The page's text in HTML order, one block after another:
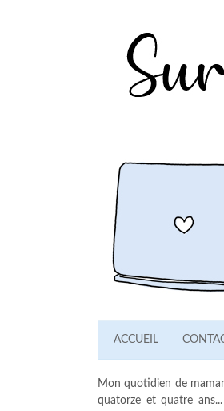
ACCUEIL
Mon quotidien de
quatorze et quatre